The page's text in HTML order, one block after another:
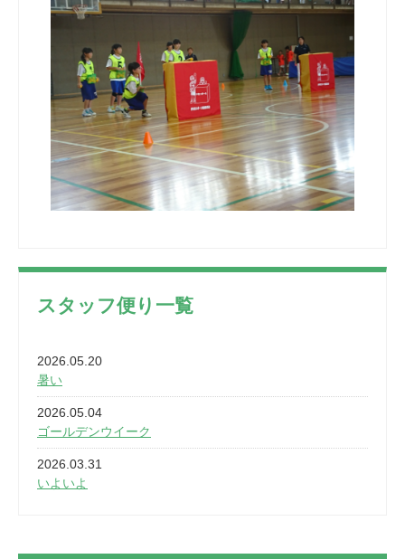
スタッフ便り一覧
2026.05.20
暑い
2026.05.04
ゴールデンウイーク
2026.03.31
いよいよ